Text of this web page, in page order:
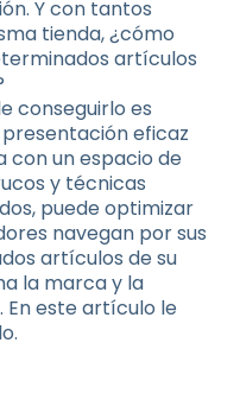
Y con tantos
tienda, ¿cómo
artículos
conseguirlo es
eficaz
con un espacio de
y técnicas
puede optimizar
navegan por sus
artículos de su
la marca y la
En este artículo le